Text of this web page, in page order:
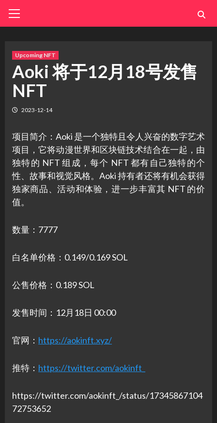
Menu
Upcoming NFT
Aoki 将于12月18号发售
NFT
2023-12-14
项目简介：Aoki 是一个独特且令人兴奋的数字艺术
项目，它将动漫世界和区块链技术结合在一起，由
独特的 NFT 组成，每个 NFT 都有自己独特的个
性、故事和视觉风格。Aoki 持有者还将有机会获得
独家商品、活动和体验，进一步丰富其 NFT 的价
值。
数量：7777
白名单价格：0.149/0.169 SOL
公售价格：0.189 SOL
发售时间：12月18日 00:00
官网： https://aokinft.xyz/
推特： https://twitter.com/aokinft_
https://twitter.com/aokinft_/status/17345867104
72753652